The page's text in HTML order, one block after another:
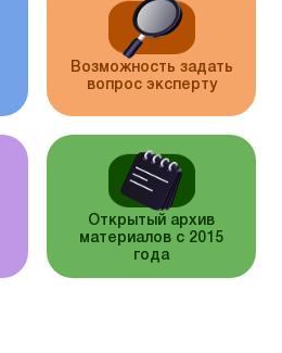
Возможность задать
вопрос эксперту
Открытый архив
материалов с 2015
года